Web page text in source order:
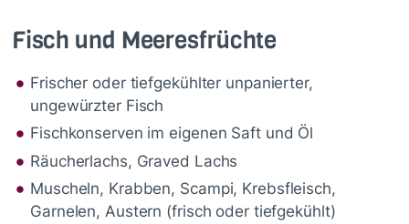
Fisch und Meeresfrüchte
Frischer oder tiefgekühlter unpanierter,
ungewürzter Fisch
Fischkonserven im eigenen Saft und Öl
Räucherlachs, Graved Lachs
Muscheln, Krabben, Scampi, Krebsfleisch,
Garnelen, Austern (frisch oder tiefgekühlt)